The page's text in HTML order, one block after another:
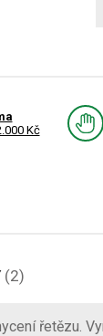
Kč
(2)
řetězu.